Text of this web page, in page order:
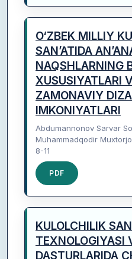
O‘ZBEK MILLIY
SAN’ATIDA
NAQSHLARNING
XUSUSIYATLARI
ZAMONAVIY
IMKONIYATLARI
Abdumannonov Sarvar
Muhammadqodir
8-11
PDF
KULOLCHILIK
TEXNOLOGIYASI
DASTURLARIDA